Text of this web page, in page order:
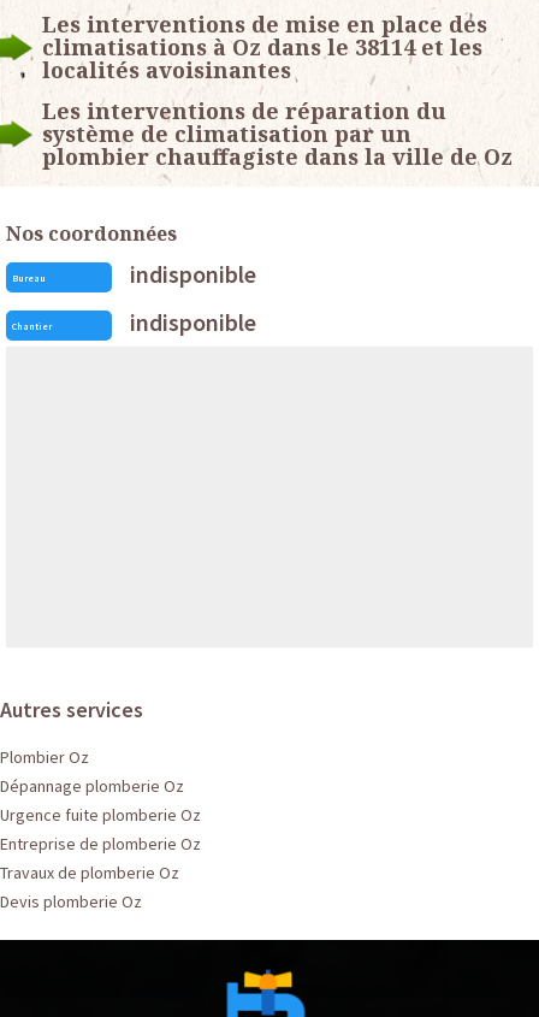
Les interventions de mise en place des
climatisations à Oz dans le 38114 et les
localités avoisinantes
Les interventions de réparation du
système de climatisation par un
plombier chauffagiste dans la ville de Oz
Nos coordonnées
Bureau indisponible
Chantier indisponible
Autres services
Plombier Oz
Dépannage plomberie Oz
Urgence fuite plomberie Oz
Entreprise de plomberie Oz
Travaux de plomberie Oz
Devis plomberie Oz